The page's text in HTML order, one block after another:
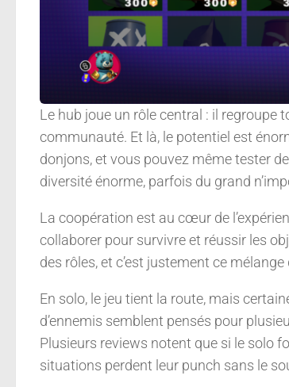
Le hub joue un rôle central : il regroupe
communauté. Et là, le potentiel est
donjons, et vous pouvez même tester
diversité énorme, parfois du grand
La coopération est au cœur de
collaborer pour survivre et réussir les
des rôles, et c’est justement ce
En solo, le jeu tient la route, mais
d’ennemis semblent pensés pour
Plusieurs reviews notent que si le solo
situations perdent leur punch sans le